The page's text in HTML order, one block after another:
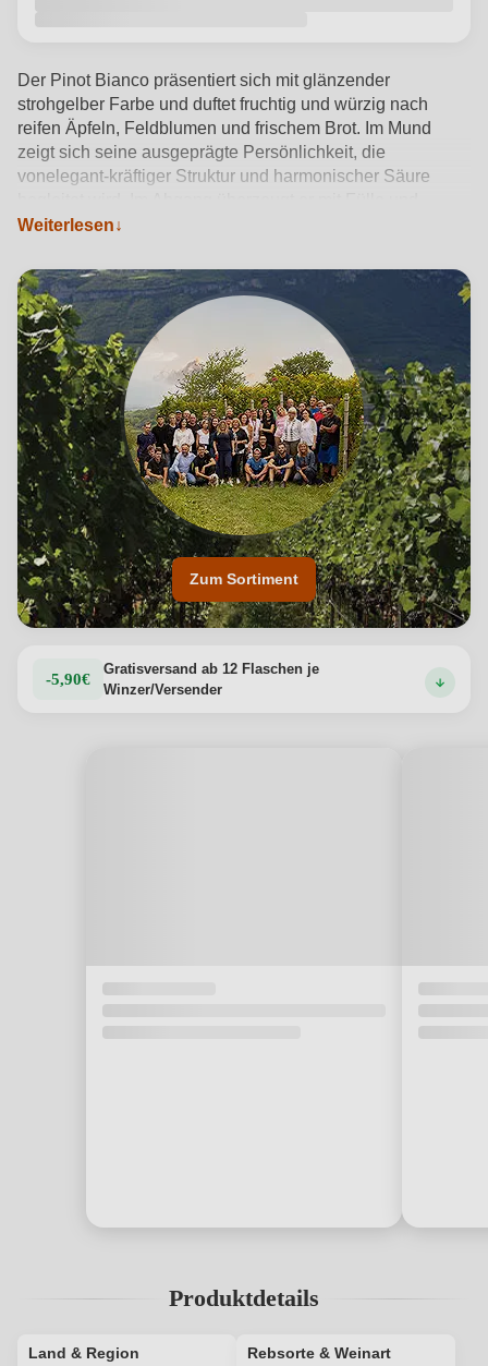
Der Pinot Bianco präsentiert sich mit glänzender
strohgelber Farbe und duftet fruchtig und würzig nach
reifen Äpfeln, Feldblumen und frischem Brot. Im Mund
zeigt sich seine ausgeprägte Persönlichkeit, die
vonelegant-kräftiger Struktur und harmonischer Säure
Länge.Produktdetails anzeigen →
Weiterlesen
Zum Sortiment
-5,90€
Gratisversand ab 12 Flaschen je
Winzer/Versender
Produktdetails
Land & Region
Rebsorte & Weinart